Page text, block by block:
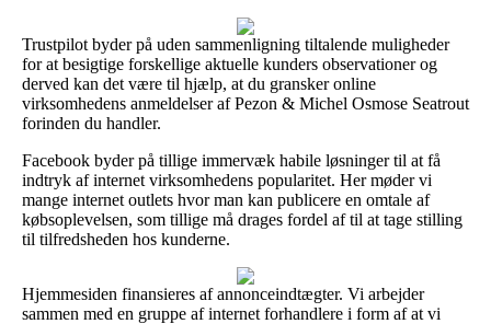
Trustpilot byder på uden sammenligning tiltalende muligheder
for at besigtige forskellige aktuelle kunders observationer og
derved kan det være til hjælp, at du gransker online
virksomhedens anmeldelser af Pezon & Michel Osmose Seatrout
forinden du handler.
Facebook byder på tillige immervæk habile løsninger til at få
indtryk af internet virksomhedens popularitet. Her møder vi
mange internet outlets hvor man kan publicere en omtale af
købsoplevelsen, som tillige må drages fordel af til at tage stilling
til tilfredsheden hos kunderne.
Hjemmesiden finansieres af annonceindtægter. Vi arbejder
sammen med en gruppe af internet forhandlere i form af at vi